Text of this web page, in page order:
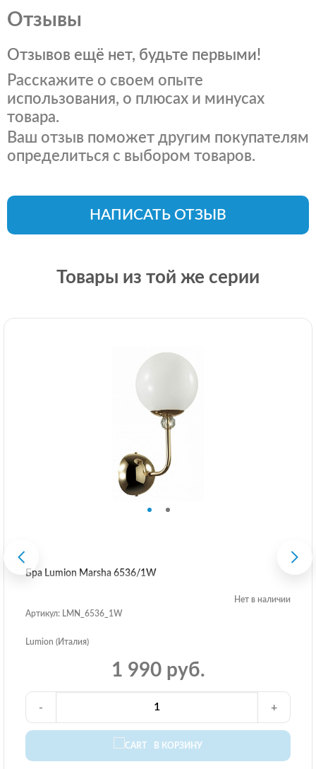
Отзывы
Отзывов ещё нет, будьте первыми!
Расскажите о своем опыте
использования, о плюсах и минусах
товара.
Ваш отзыв поможет другим покупателям
определиться с выбором товаров.
НАПИСАТЬ ОТЗЫВ
Товары из той же серии
Бра Lumion Marsha 6536/1W
Нет в наличии
Артикул: LMN_6536_1W
Lumion (Италия)
1 990 руб.
В КОРЗИНУ
- +